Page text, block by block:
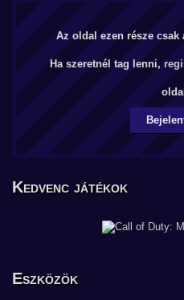
Az oldal ezen része csak
Ha szeretnél tag lenni,
Kedvenc játékok
Eszközök